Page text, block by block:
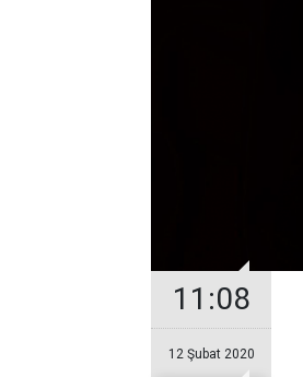
11:08
12 Şubat 2020